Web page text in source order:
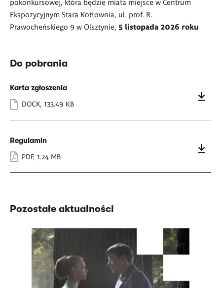
Ekspozycyjnym Stara Kotłownia, ul. prof. R.
Prawocheńskiego 9 w Olsztynie, 5 listopada 2026 roku
Do pobrania
Karta zgłoszenia
DOCX, 133.49 KB
Regulamin
PDF, 1.24 MB
Pozostałe aktualności